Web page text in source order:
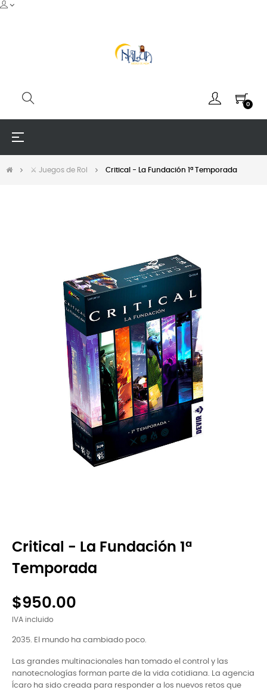
0
Navegación
☰
⚔️ Juegos de Rol Critical - La Fundación 1ª Temporada
Critical - La Fundación 1ª
Temporada
$950.00
IVA incluido
2035. El mundo ha cambiado poco.
Las grandes multinacionales han tomado el control y las
nanotecnologías forman parte de la vida cotidiana. La agencia
Ícaro ha sido creada para responder a los nuevos retos que